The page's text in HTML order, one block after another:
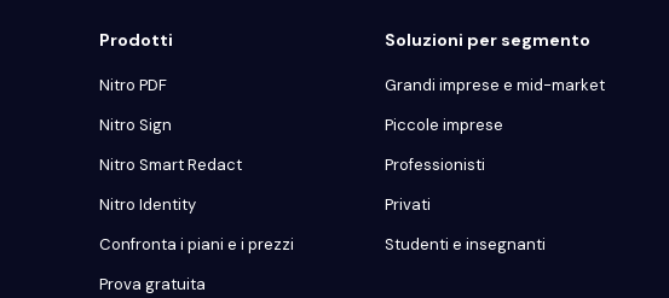
Prodotti
Nitro PDF
Nitro Sign
Nitro Smart Redact
Nitro Identity
Confronta i piani e i prezzi
Prova gratuita
Soluzioni per segmento
Grandi imprese e mid-market
Piccole imprese
Professionisti
Privati
Studenti e insegnanti